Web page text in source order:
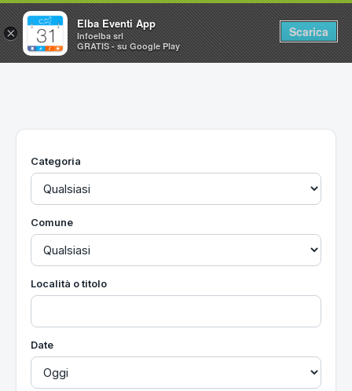
Home
Utilità
Categoria
Comune
Località o titolo
Date
×
Elba Eventi App
Infoelba srl
GRATIS - su Google Play
Scarica